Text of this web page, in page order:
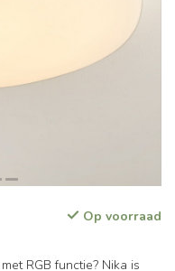
Op voorraad
RGB functie? Nika is